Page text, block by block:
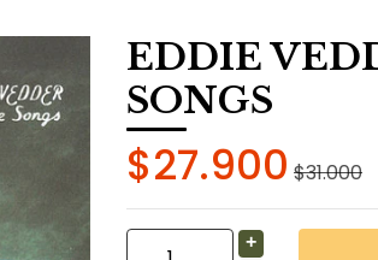
EDDIE
SONGS
$27.900 $31.000
+